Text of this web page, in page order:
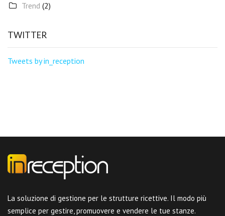
Trend (2)
TWITTER
Tweets by in_reception
La soluzione di gestione per le strutture ricettive. Il modo più
semplice per gestire, promuovere e vendere le tue stanze.